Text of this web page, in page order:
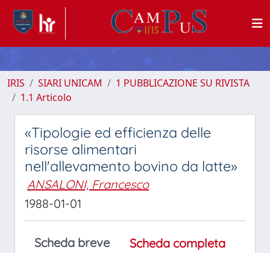
IRIS SIARI UNICAM
1 PUBBLICAZIONE SU RIVISTA
1.1 Articolo
«Tipologie ed efficienza delle
risorse alimentari
nell'allevamento bovino da latte»
ANSALONI, Francesco
1988-01-01
Scheda breve
Scheda completa